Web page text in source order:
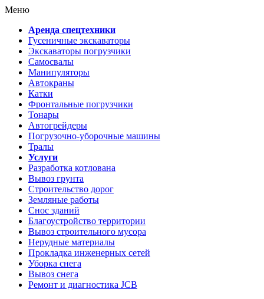
Меню
Аренда спецтехники
Гусеничные экскаваторы
Экскаваторы погрузчики
Самосвалы
Манипуляторы
Автокраны
Катки
Фронтальные погрузчики
Тонары
Автогрейдеры
Погрузочно-уборочные машины
Тралы
Услуги
Разработка котлована
Вывоз грунта
Строительство дорог
Земляные работы
Снос зданий
Благоустройство территории
Вывоз строительного мусора
Нерудные материалы
Прокладка инженерных сетей
Уборка снега
Вывоз снега
Ремонт и диагностика JCB